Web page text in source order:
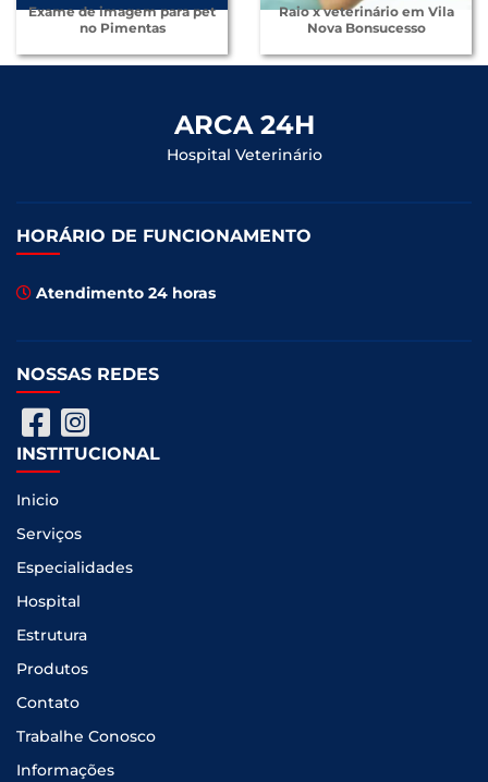
Exame de imagem para pet
no Pimentas
Raio x veterinário em Vila
Nova Bonsucesso
ARCA 24H
Hospital Veterinário
HORÁRIO DE FUNCIONAMENTO
Atendimento 24 horas
NOSSAS REDES
INSTITUCIONAL
Inicio
Serviços
Especialidades
Hospital
Estrutura
Produtos
Contato
Trabalhe Conosco
Informações